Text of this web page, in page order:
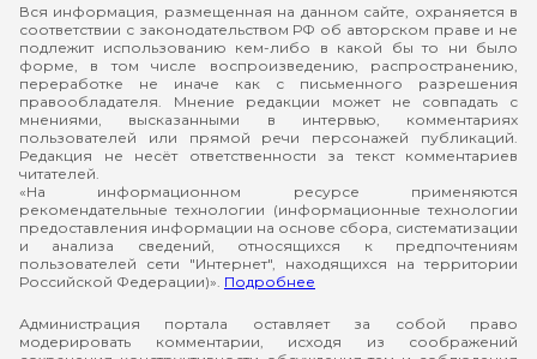
Вся информация, размещенная на данном сайте, охраняется в
соответствии с законодательством РФ об авторском праве и не
подлежит использованию кем-либо в какой бы то ни было
форме, в том числе воспроизведению, распространению,
переработке не иначе как с письменного разрешения
правообладателя. Мнение редакции может не совпадать с
мнениями, высказанными в интервью, комментариях
пользователей или прямой речи персонажей публикаций.
Редакция не несёт ответственности за текст комментариев
читателей.
«На информационном ресурсе применяются
рекомендательные технологии (информационные технологии
предоставления информации на основе сбора, систематизации
и анализа сведений, относящихся к предпочтениям
пользователей сети "Интернет", находящихся на территории
Российской Федерации)». Подробнее
Администрация портала оставляет за собой право
модерировать комментарии, исходя из соображений